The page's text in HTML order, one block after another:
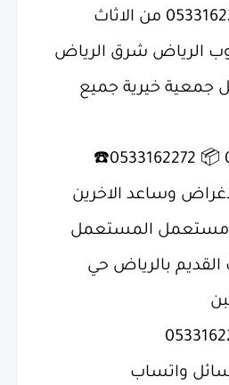
الرياض شرق الرياض
جمعية خيرية جميع
وساعد الاخرين
مستعمل المستعمل
القديم بالرياض حي
واتساب